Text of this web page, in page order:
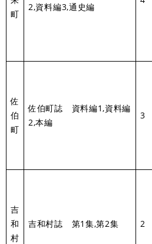
町
2,資料編3,通史編
佐
伯
町
佐伯町誌 資料編1,資料編
2,本編
3
吉
和
村
吉和村誌 第1集,第2集 2